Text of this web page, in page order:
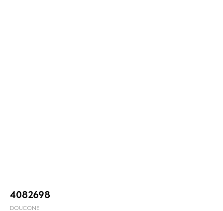
4082698
DOUCONE